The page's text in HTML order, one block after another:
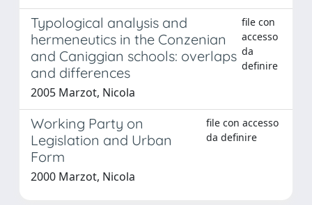
Typological analysis and
hermeneutics in the Conzenian
and Caniggian schools: overlaps
and differences
file con
accesso
da
definire
2005 Marzot, Nicola
Working Party on
Legislation and Urban
Form
file con accesso
da definire
2000 Marzot, Nicola